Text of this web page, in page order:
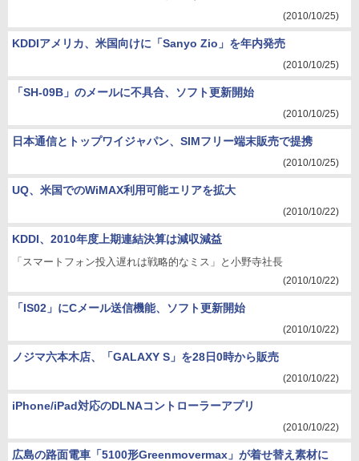
(2010/10/25)
KDDIアメリカ、米国向けに「Sanyo Zio」を年内発売
(2010/10/25)
「SH-09B」のメールに不具合、ソフト更新開始
(2010/10/25)
日本通信とトップワイジャパン、SIMフリー端末販売で提携
(2010/10/25)
UQ、米国でのWiMAX利用可能エリアを拡大
(2010/10/22)
KDDI、2010年度上期連結決算は減収減益
「スマートフォン投入遅れは戦略的なミス」と小野寺社長
(2010/10/22)
「IS02」にCメール送信機能、ソフト更新開始
(2010/10/22)
ノジマ六本木店、「GALAXY S」を28日0時から販売
(2010/10/22)
iPhone/iPad対応のDLNAコントローラーアプリ
(2010/10/22)
広島の路面電車「5100形Greenmovermax」が着せ替え素材に